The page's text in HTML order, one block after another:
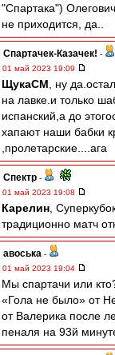
"Спартака")
не приходится, да..
Спартачек-Казачек! -
01 май 2023 19:09
ЩукаСМ , ну
на лавке.и только
испанский,а до
хапают наши бабки
,пролетарские....ага
Спектр -
01 май 2023 19:08
Карелин ,
традиционно матч
авоська -
01 май 2023 19:04
Мы спартачи или
«Гола не было» от
от Валерика после
пеналя на 93й